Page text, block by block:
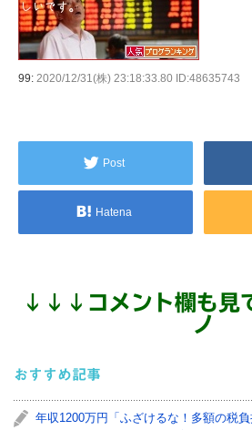
99: 2020/12/31(株) 23:18:33.80 ID:48635743
Post
Hatena
↓ ↓ ↓ コメント欄も
ノ
おすすめ記事
年収1200万円「ふざけるな！多額の税